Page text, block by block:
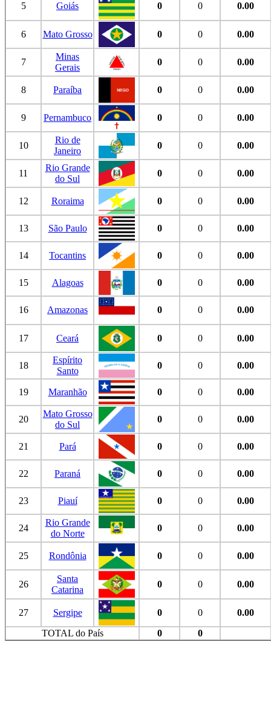
5 Goiás 0 0 0.00
6 Mato Grosso 0 0 0.00
7
Minas
Gerais
0 0 0.00
8 Paraíba 0 0 0.00
9 Pernambuco 0 0 0.00
10
Rio de
Janeiro
0 0 0.00
11
Rio Grande
do Sul
0 0 0.00
12 Roraima 0 0 0.00
13 São Paulo 0 0 0.00
14 Tocantins 0 0 0.00
15 Alagoas 0 0 0.00
16 Amazonas 0 0 0.00
17 Ceará 0 0 0.00
18
Espírito
Santo
0 0 0.00
19 Maranhão 0 0 0.00
20
Mato Grosso
do Sul
0 0 0.00
21 Pará 0 0 0.00
22 Paraná 0 0 0.00
23 Piauí 0 0 0.00
24
Rio Grande
do Norte
0 0 0.00
25 Rondônia 0 0 0.00
26
Santa
Catarina
0 0 0.00
27 Sergipe 0 0
0.00
TOTAL do País
0 0